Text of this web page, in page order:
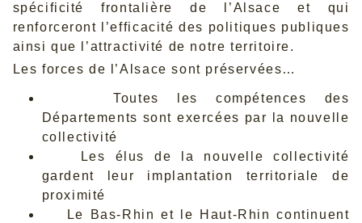
spécificité frontalière de l’Alsace et qui
renforceront l’efficacité des politiques publiques
ainsi que l’attractivité de notre territoire.
Les forces de l’Alsace sont préservées…
Toutes les compétences des
Départements sont exercées par la nouvelle
collectivité
Les élus de la nouvelle collectivité
gardent leur implantation territoriale de
proximité
Le Bas-Rhin et le Haut-Rhin continuent